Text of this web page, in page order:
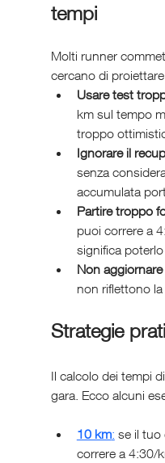
tempi
Molti runner
cercano di
Usare test
km sul tempo
troppo
Ignorare il
senza
accumulata
Partire troppo
puoi correre a
significa
Non
non riflettono
Strategie
Il calcolo dei tempi
gara. Ecco alcuni
10 km: se il tuo
correre a 4:30/